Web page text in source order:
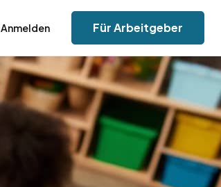
Anmelden Für Arbeitgeber